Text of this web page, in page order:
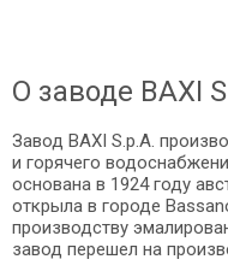
О заводе BAXI
Завод BAXI S.p.A.
и горячего
основана в 1924 году
открыла в городе
производству
завод перешел на